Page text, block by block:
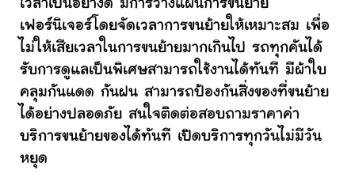
เวลาเป็นอย่างดี มีการวางแผนการขนย้าย
เฟอร์นิเจอร์โดยจัดเวลาการขนย้ายให้เหมาะสม เพื่อ
ไม่ให้เสียเวลาในการขนย้ายมากเกินไป รถทุกคันได้
รับการดูแลเป็นพิเศษสามารถใช้งานได้ทันที มีผ้าใบ
คลุมกันแดด กันฝน สามารถป้องกันสิ่งของที่ขนย้าย
ได้อย่างปลอดภัย สนใจติดต่อสอบถามราคาค่า
บริการขนย้ายของได้ทันที เปิดบริการทุกวันไม่มีวัน
หยุด